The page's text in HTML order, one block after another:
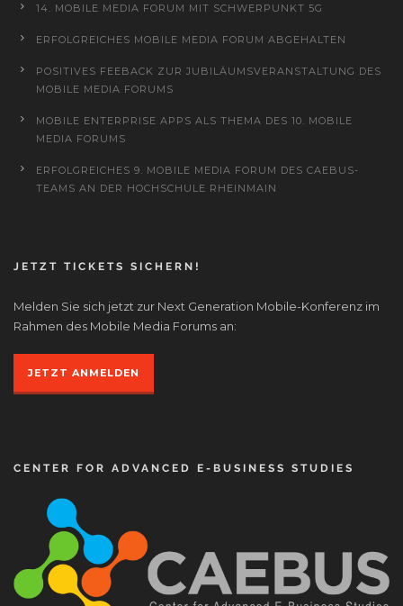
14. MOBILE MEDIA FORUM MIT SCHWERPUNKT 5G
ERFOLGREICHES MOBILE MEDIA FORUM ABGEHALTEN
POSITIVES FEEBACK ZUR JUBILÄUMSVERANSTALTUNG DES
MOBILE MEDIA FORUMS
MOBILE ENTERPRISE APPS ALS THEMA DES 10. MOBILE
MEDIA FORUMS
ERFOLGREICHES 9. MOBILE MEDIA FORUM DES CAEBUS-
TEAMS AN DER HOCHSCHULE RHEINMAIN
JETZT TICKETS SICHERN!
Melden Sie sich jetzt zur Next Generation Mobile-Konferenz im
Rahmen des Mobile Media Forums an:
JETZT ANMELDEN
CENTER FOR ADVANCED E-BUSINESS STUDIES